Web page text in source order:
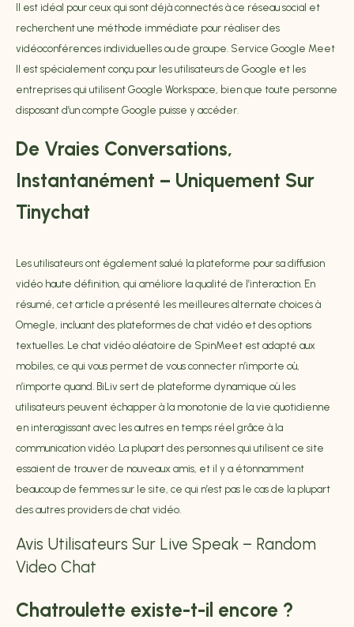
Il est idéal pour ceux qui sont déjà connectés à ce réseau social et
recherchent une méthode immédiate pour réaliser des
vidéoconférences individuelles ou de groupe. Service Google Meet
Il est spécialement conçu pour les utilisateurs de Google et les
entreprises qui utilisent Google Workspace, bien que toute personne
disposant d’un compte Google puisse y accéder.
De Vraies Conversations,
Instantanément – Uniquement Sur
Tinychat
Les utilisateurs ont également salué la plateforme pour sa diffusion
vidéo haute définition, qui améliore la qualité de l’interaction. En
résumé, cet article a présenté les meilleures alternate choices à
Omegle, incluant des plateformes de chat vidéo et des options
textuelles. Le chat vidéo aléatoire de SpinMeet est adapté aux
mobiles, ce qui vous permet de vous connecter n’importe où,
n’importe quand. BiLiv sert de plateforme dynamique où les
utilisateurs peuvent échapper à la monotonie de la vie quotidienne
en interagissant avec les autres en temps réel grâce à la
communication vidéo. La plupart des personnes qui utilisent ce site
essaient de trouver de nouveaux amis, et il y a étonnamment
beaucoup de femmes sur le site, ce qui n’est pas le cas de la plupart
des autres providers de chat vidéo.
Avis Utilisateurs Sur Live Speak – Random
Video Chat
Chatroulette existe-t-il encore ?